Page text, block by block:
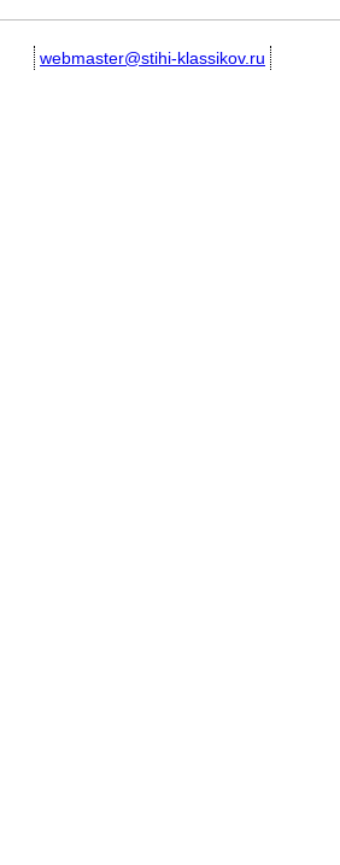
webmaster@stihi-klassikov.ru